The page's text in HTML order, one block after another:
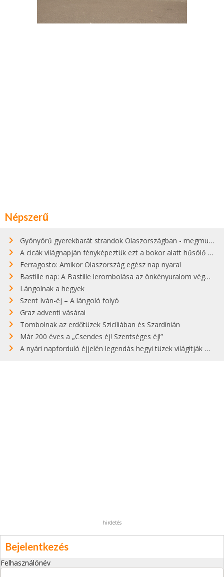
Népszerű
Gyönyörű gyerekbarát strandok Olaszországban - megmutatjuk a 15 legjobbat
A cicák világnapján fényképeztük ezt a bokor alatt hűsölő cicát Kisorosziban
Ferragosto: Amikor Olaszország egész nap nyaral
Bastille nap: A Bastille lerombolása az önkényuralom végét jelentette
Lángolnak a hegyek
Szent Iván-éj – A lángoló folyó
Graz adventi vásárai
Tombolnak az erdőtüzek Szicíliában és Szardínián
Már 200 éves a „Csendes éj! Szentséges éj!”
A nyári napforduló éjjelén legendás hegyi tüzek világítják meg Zugspitzét
hirdetés
Bejelentkezés
Felhasználónév